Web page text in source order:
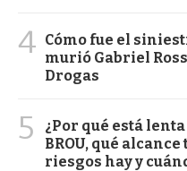
4 Cómo fue el
murió Gabriel
Drogas
5
¿Por qué está
BROU, qué
riesgos hay y